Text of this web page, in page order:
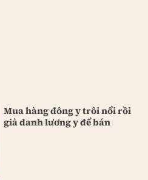
Mua hàng đông y trôi nổi rồi
giả danh lương y để bán